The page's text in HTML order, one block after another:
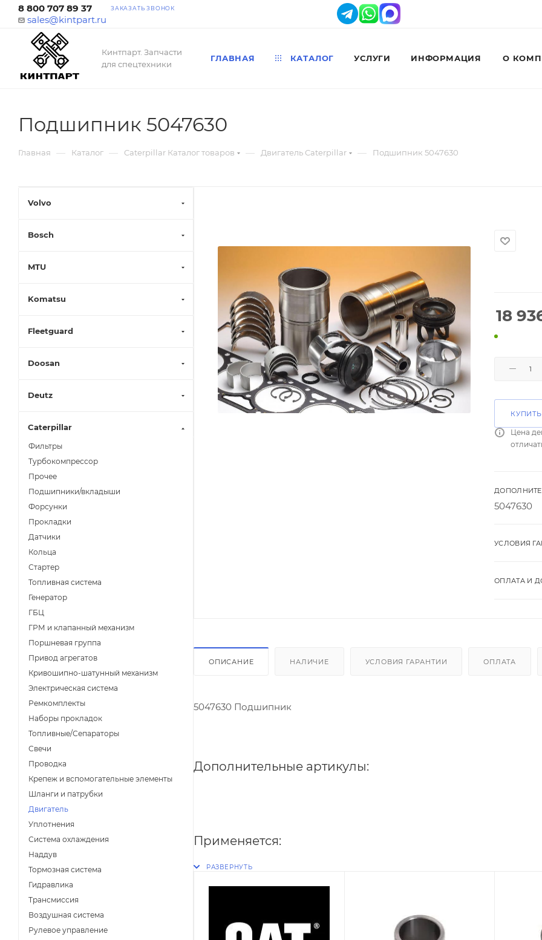
8 800 707 89 37 ЗАКАЗАТЬ ЗВОНОК
sales@kintpart.ru
Кинтпарт. Запчасти
для спецтехники
ГЛАВНАЯ КАТАЛОГ УСЛУГИ ИНФОРМАЦИЯ О
Подшипник 5047630
Главная — Каталог — Caterpillar Каталог товаров — Двигатель Caterpillar — Подшипник 5047630
18
Цена
5047630
УСЛОВИЯ
ОПЛАТА И
ОПИСАНИЕ НАЛИЧИЕ УСЛОВИЯ ГАРАНТИИ ОПЛАТА
5047630 Подшипник
Дополнительные артикулы:
Применяется:
Volvo
Bosch
MTU
Komatsu
Fleetguard
Doosan
Deutz
Caterpillar
Фильтры
Турбокомпрессор
Прочее
Подшипники/вкладыши
Форсунки
Прокладки
Датчики
Кольца
Стартер
Топливная система
Генератор
ГБЦ
ГРМ и клапанный механизм
Поршневая группа
Привод агрегатов
Кривошипно-шатунный механизм
Электрическая система
Ремкомплекты
Наборы прокладок
Топливные/Сепараторы
Свечи
Проводка
Крепеж и вспомогательные элементы
Шланги и патрубки
Двигатель
Уплотнения
Система охлаждения
Наддув
Тормозная система
Гидравлика
Трансмиссия
Воздушная система
Рулевое управление